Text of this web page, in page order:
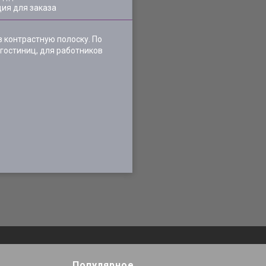
для заказа
полоску. По
для работников